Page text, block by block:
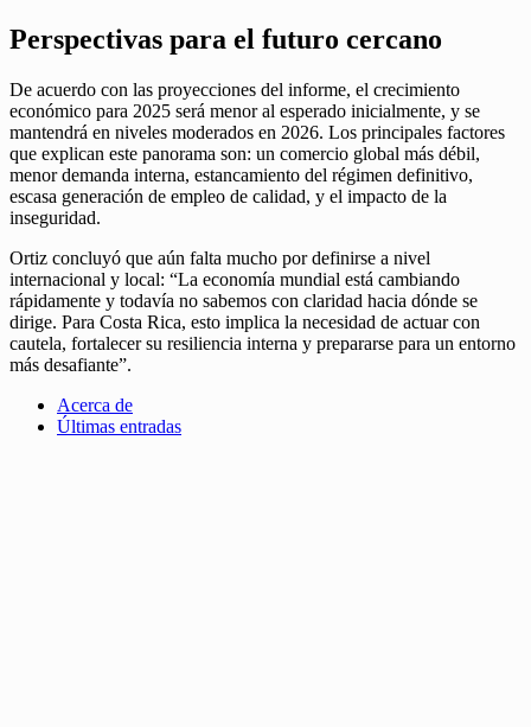
Perspectivas para el futuro cercano
De acuerdo con las proyecciones del informe, el crecimiento
económico para 2025 será menor al esperado inicialmente, y se
mantendrá en niveles moderados en 2026. Los principales factores
que explican este panorama son: un comercio global más débil,
menor demanda interna, estancamiento del régimen definitivo,
escasa generación de empleo de calidad, y el impacto de la
inseguridad.
Ortiz concluyó que aún falta mucho por definirse a nivel
internacional y local: “La economía mundial está cambiando
rápidamente y todavía no sabemos con claridad hacia dónde se
dirige. Para Costa Rica, esto implica la necesidad de actuar con
cautela, fortalecer su resiliencia interna y prepararse para un entorno
más desafiante”.
Acerca de
Últimas entradas